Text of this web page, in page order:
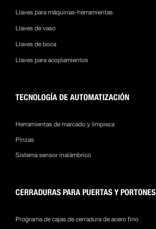
Llaves para máquinas-herramientas
Llaves de vaso
Llaves de boca
Llaves para acoplamientos
TECNOLOGÍA DE AUTOMATIZACIÓN
Herramientas de marcado y limpieza
Pinzas
Sistema sensor inalámbrico
CERRADURAS PARA PUERTAS Y PORTONES
Programa de cajas de cerradura de acero fino